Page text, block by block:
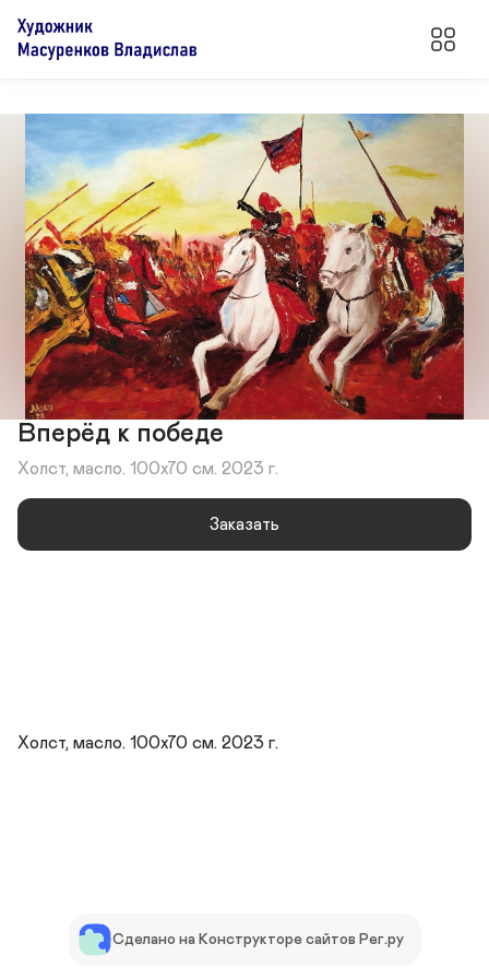
Вперёд к победе
Холст, масло. 100х70 см. 2023 г.
Заказать
Холст, масло. 100х70 см. 2023 г.
Сделано на Конструкторе сайтов Рег.ру